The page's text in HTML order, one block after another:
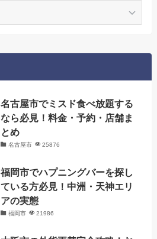
名古屋市でミスド食べ放題する
なら必見！料金・予約・店舗ま
とめ
名古屋市 25876
福岡市でハプニングバーを探し
ている方必見！中洲・天神エリ
アの実態
福岡市 21986